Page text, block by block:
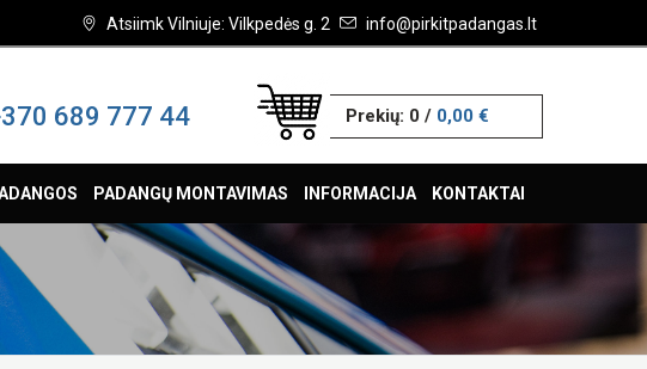
Atsiimk Vilniuje: Vilkpedės g. 2 info@pirkitpadangas.lt
689 777 44 Prekių: 0/ 0,00 €
PADANGŲ MONTAVIMAS INFORMACIJA KONTAKTAI